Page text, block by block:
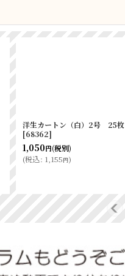
食パン袋-生-1斤用 白 IPP
100枚[8183
720円(税別)
(税込: 792円)